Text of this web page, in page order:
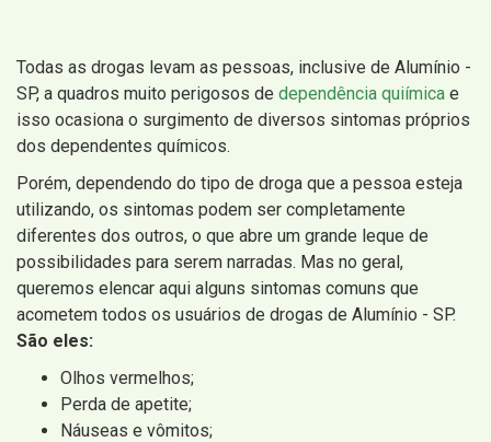
Todas as drogas levam as pessoas, inclusive de Alumínio -
SP, a quadros muito perigosos de dependência quiímica e
isso ocasiona o surgimento de diversos sintomas próprios
dos dependentes químicos.
Porém, dependendo do tipo de droga que a pessoa esteja
utilizando, os sintomas podem ser completamente
diferentes dos outros, o que abre um grande leque de
possibilidades para serem narradas. Mas no geral,
queremos elencar aqui alguns sintomas comuns que
acometem todos os usuários de drogas de Alumínio - SP.
São eles:
Olhos vermelhos;
Perda de apetite;
Náuseas e vômitos;